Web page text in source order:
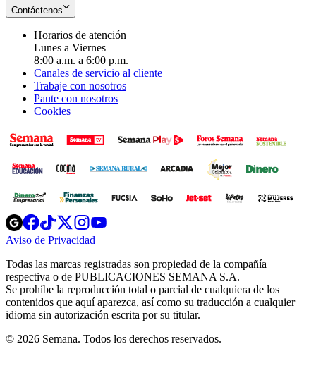
Contáctenos
Horarios de atención
Lunes a Viernes
8:00 a.m. a 6:00 p.m.
Canales de servicio al cliente
Trabaje con nosotros
Paute con nosotros
Cookies
Opens
in
new
Opens
in
new
Opens
in
new
window
Opens
new
windowwindow
Aviso de Privacidad
new
window
Todas las marcas registradas son propiedad de la compañía
respectiva o de PUBLICACIONES SEMANA S.A.
Se prohíbe la reproducción total o parcial de cualquiera de los
contenidos que aquí aparezca, así como su traducción a cualquier
idioma sin autorización escrita por su titular.
© 2026 Semana. Todos los derechos reservados.